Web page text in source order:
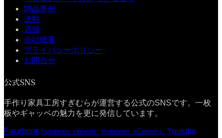
納品事例
送料
店舗
会社概要
プライバシーポリシー
お問合せ
公式SNS
手作り家具工房すぎむらが運営する公式のSNSです。一枚
板やギャッベの魅力を更に発信しています。
Facebook Instagram（Wood） Instagram（Gabbeh） Youtube